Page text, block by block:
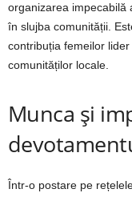
organizarea impecabilă
în slujba comunității.
contribuția femeilor
comunităților locale.
Munca și
Într-o postare pe